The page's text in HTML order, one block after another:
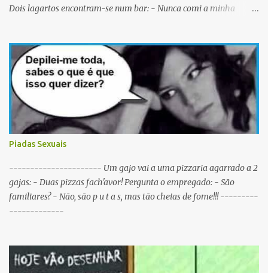
Dois lagartos encontram-se num bar: - Nunca comi a minha
com as caras dos jogadores do Sporting a propósito do centenário.
Porquê? Concluiram que as pessoas não sabiam em que lado
deviam cuspir! P: Que nome se dá a um Sportinguista com apenas
metade do cérebro? R: Sobredotado. P: Porque razão não houve
taças de champanhe na inauguração do Estádio de Alvalade? R:
Porque as taças estavam todas nas Antas. P: Como se identifica um
Sportinguista equilibrado? R: Baba-se pelos dois lados da boca ao
Sportinguista e um porco? R: Presunto rançoso. P: Porque é que o
Sporting vai passar a ser patrocinado pela BP R: Porque a BP dá...
Piadas Sexuais
---------------------- Um gajo vai a uma pizzaria agarrado a 2
gajas: - Duas pizzas fach'avor! Pergunta o empregado: - São
familiares? - Não, são p u t a s, mas tão cheias de fome!!! ---------
-------------